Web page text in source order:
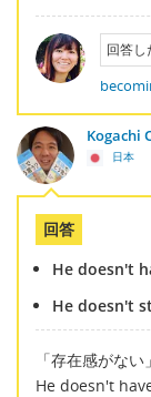
回答し
Kogachi
日本
回答
He doesn't
He doesn't
「存在感がない
He doesn't